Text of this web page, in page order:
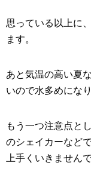
思っている以上に
ます。
あと気温の高い夏
いので水多めになり
もう一つ注意点と
のシェイカーなど
上手くいきません